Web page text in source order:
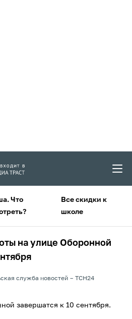
Что
Все скидки к
школе
на улице Оборонной
служба новостей ТСН24
завершатся к 10 сентября.